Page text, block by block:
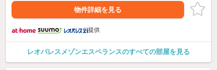
物件詳細を見る
提供
レオパレスメゾンエスペランスのすべての部屋を見る